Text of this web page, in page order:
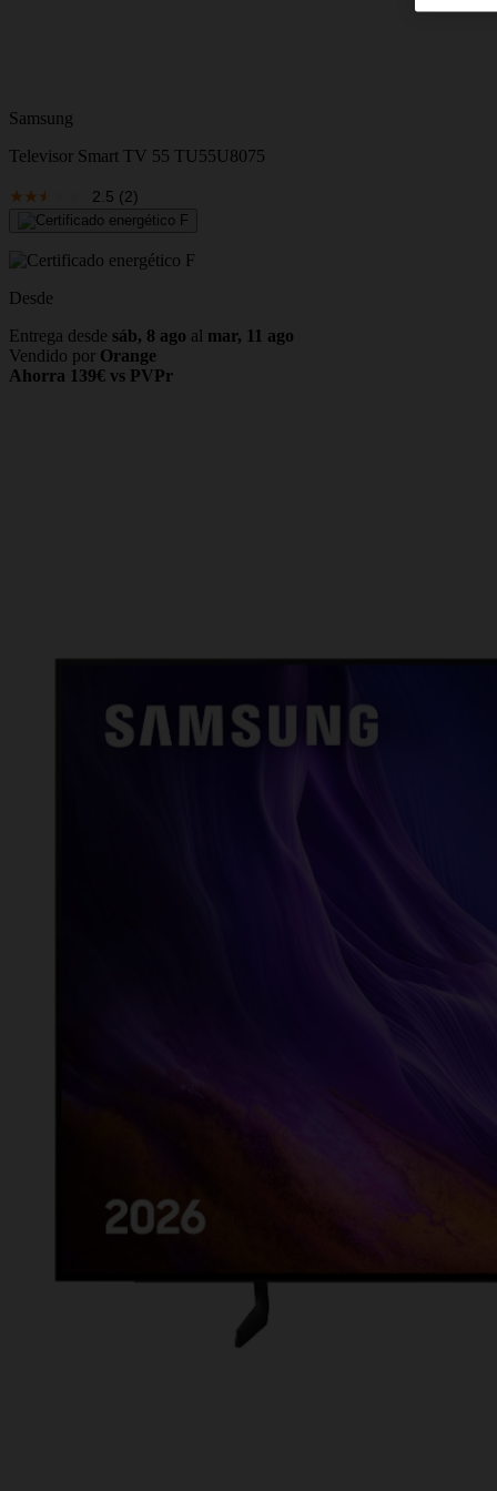
Samsung
Televisor Smart TV 55 TU55U8075
2.5 (2)
Desde
Entrega desde sáb, 8 ago al mar, 11 ago
Vendido por Orange
Ahorra 139€ vs PVPr